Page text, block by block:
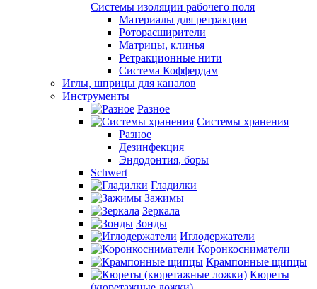
Системы изоляции рабочего поля
Материалы для ретракции
Роторасширители
Матрицы, клинья
Ретракционные нити
Система Коффердам
Иглы, шприцы для каналов
Инструменты
Разное
Системы хранения
Разное
Дезинфекция
Эндодонтия, боры
Schwert
Гладилки
Зажимы
Зеркала
Зонды
Иглодержатели
Коронкосниматели
Крампонные щипцы
Кюреты